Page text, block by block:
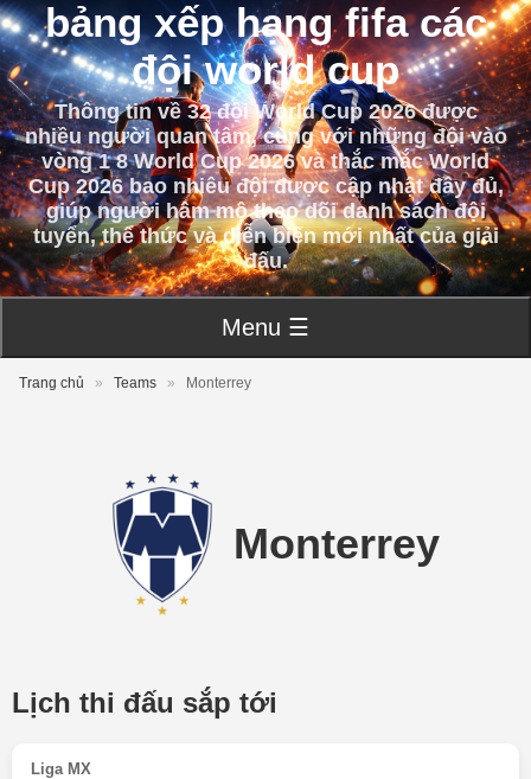
bảng xếp hạng fifa các
đội world cup
Thông tin về 32 đội World Cup 2026 được
nhiều người quan tâm, cùng với những đội vào
vòng 1 8 World Cup 2026 và thắc mắc World
Cup 2026 bao nhiêu đội được cập nhật đầy đủ,
giúp người hâm mộ theo dõi danh sách đội
tuyển, thể thức và diễn biến mới nhất của giải
đấu.
Menu ☰
Trang chủ » Teams » Monterrey
Monterrey
Lịch thi đấu sắp tới
Liga MX